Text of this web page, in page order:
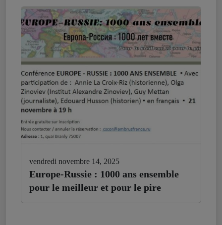
vendredi novembre 14, 2025
Europe-Russie : 1000 ans ensemble
pour le meilleur et pour le pire